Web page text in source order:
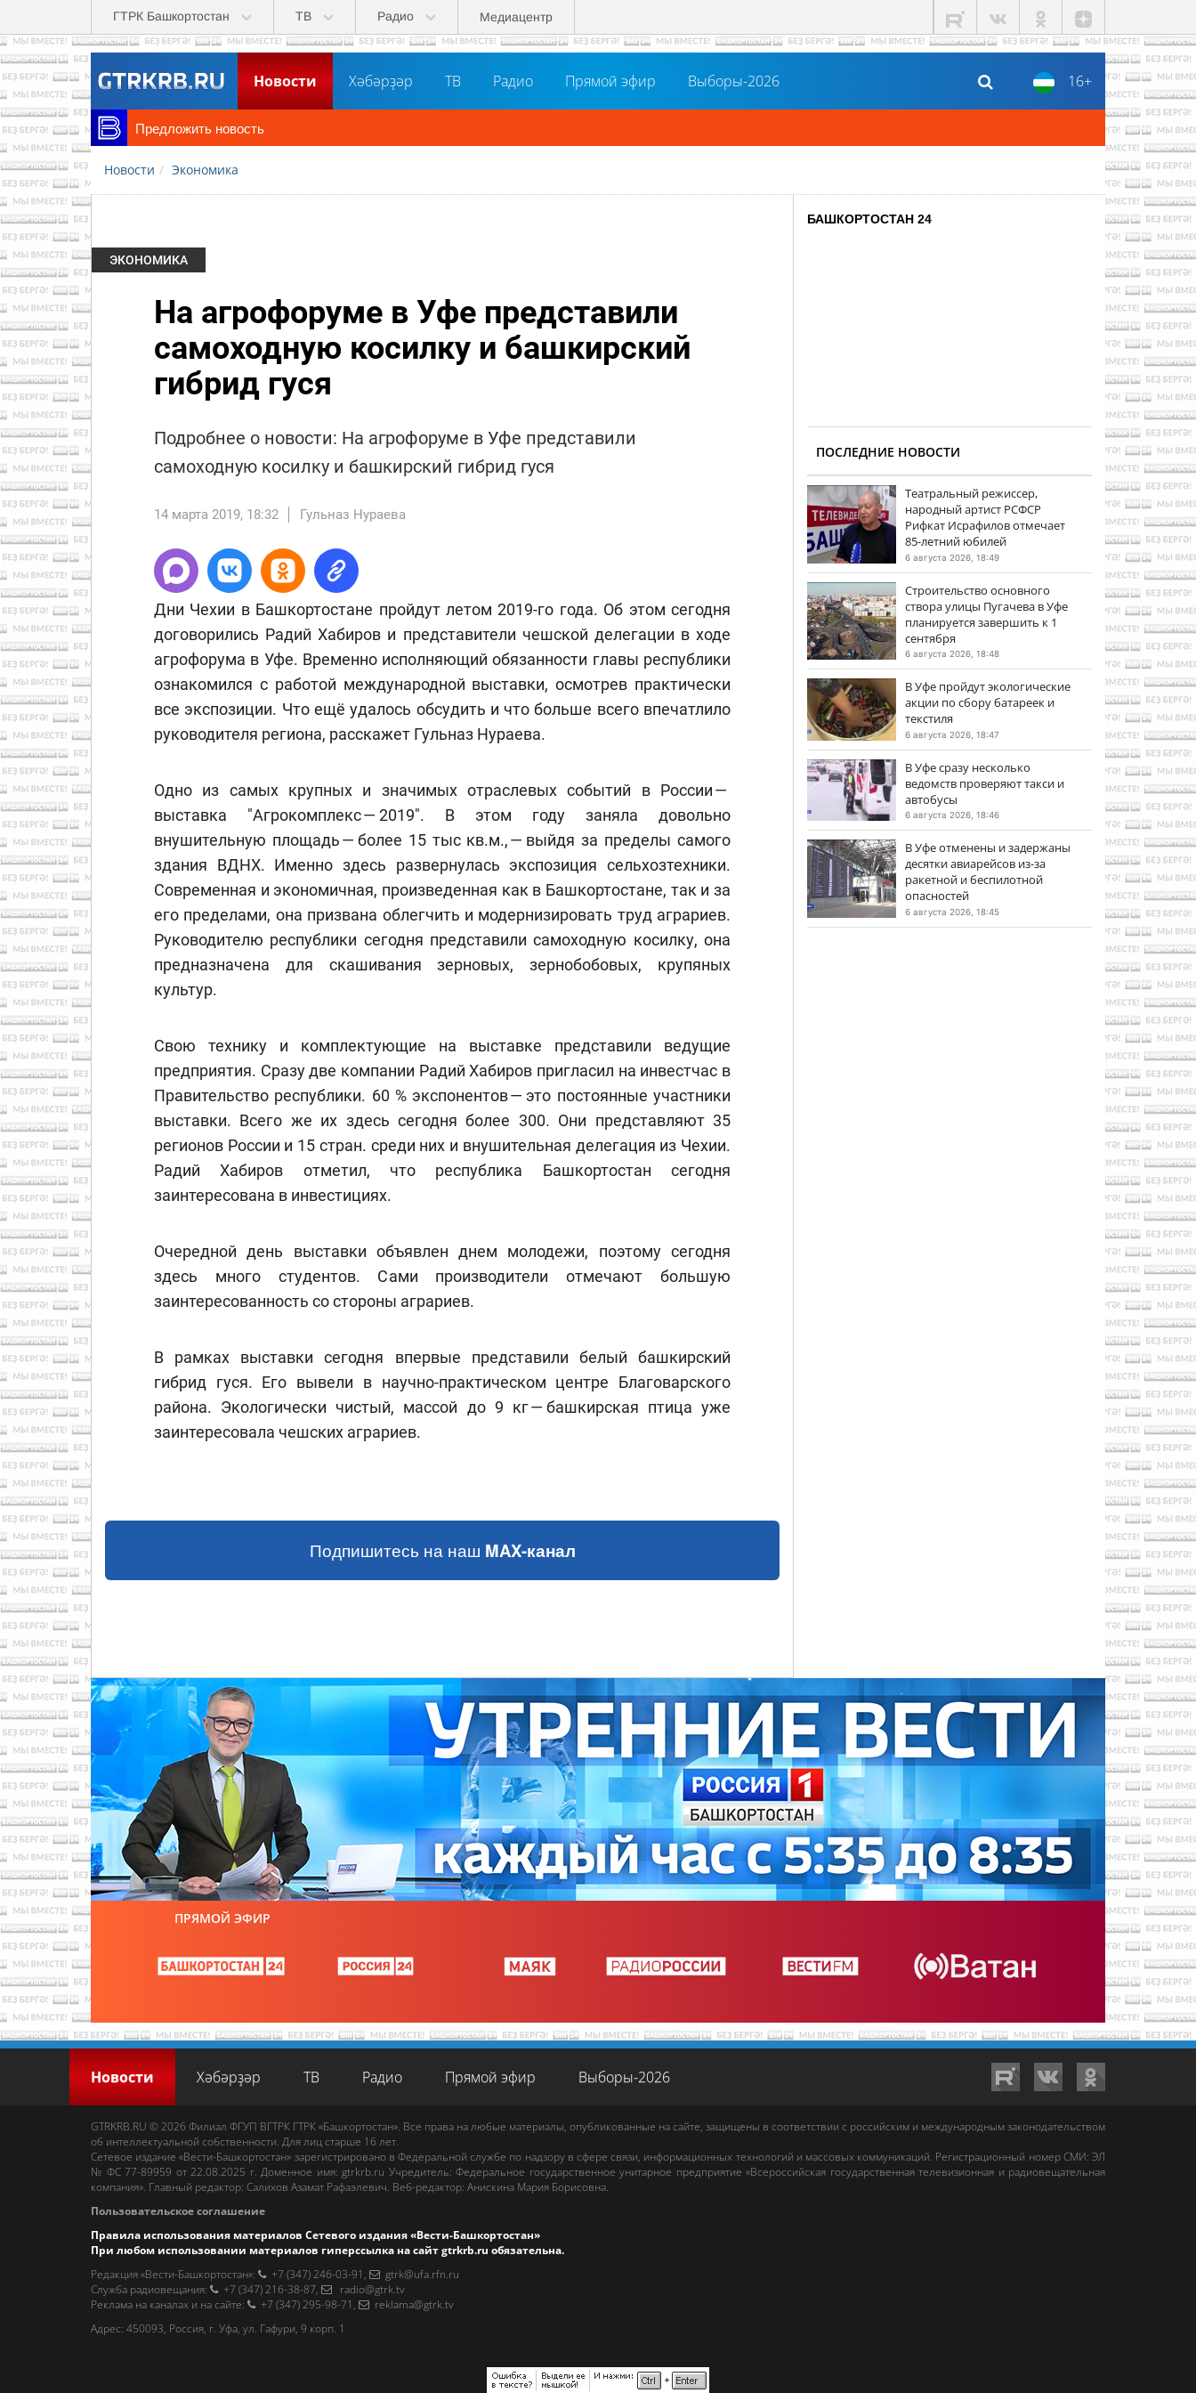
Перейти к основному содержанию
ГТРК Башкортостан ТВ Радио Медиацентр
16+
Новости Хәбәрҙәр ТВ Радио Прямой эфир Выборы-2026
Предложить новость
Новости Экономика
ЭКОНОМИКА
На агрофоруме в Уфе представили
самоходную косилку и башкирский
гибрид гуся
Подробнее о новости: На агрофоруме в Уфе представили
самоходную косилку и башкирский гибрид гуся
14 марта 2019, 18:32 Гульназ Нураева
Дни Чехии в Башкортостане пройдут летом 2019-го года. Об этом сегодня
договорились Радий Хабиров и представители чешской делегации в ходе
агрофорума в Уфе. Временно исполняющий обязанности главы республики
ознакомился с работой международной выставки, осмотрев практически
все экспозиции. Что ещё удалось обсудить и что больше всего впечатлило
руководителя региона, расскажет Гульназ Нураева.
Одно из самых крупных и значимых отраслевых событий в России —
выставка "Агрокомплекс — 2019". В этом году заняла довольно
внушительную площадь — более 15 тыс кв.м., — выйдя за пределы самого
здания ВДНХ. Именно здесь развернулась экспозиция сельхозтехники.
Современная и экономичная, произведенная как в Башкортостане, так и за
его пределами, она призвана облегчить и модернизировать труд аграриев.
Руководителю республики сегодня представили самоходную косилку, она
предназначена для скашивания зерновых, зернобобовых, крупяных
культур.
Свою технику и комплектующие на выставке представили ведущие
предприятия. Сразу две компании Радий Хабиров пригласил на инвестчас в
Правительство республики. 60 % экспонентов — это постоянные участники
выставки. Всего же их здесь сегодня более 300. Они представляют 35
регионов России и 15 стран. среди них и внушительная делегация из Чехии.
Радий Хабиров отметил, что республика Башкортостан сегодня
заинтересована в инвестициях.
Очередной день выставки объявлен днем молодежи, поэтому сегодня
здесь много студентов. Сами производители отмечают большую
заинтересованность со стороны аграриев.
В рамках выставки сегодня впервые представили белый башкирский
гибрид гуся. Его вывели в научно-практическом центре Благоварского
района. Экологически чистый, массой до 9 кг — башкирская птица уже
заинтересовала чешских аграриев.
Подпишитесь на наш MAX-канал
БАШКОРТОСТАН 24
ПОСЛЕДНИЕ НОВОСТИ
Театральный режиссер,
народный артист РСФСР
Рифкат Исрафилов отмечает
85-летний юбилей
6 августа 2026, 18:49
Строительство основного
створа улицы Пугачева в Уфе
планируется завершить к 1
сентября
6 августа 2026, 18:48
В Уфе пройдут экологические
акции по сбору батареек и
текстиля
6 августа 2026, 18:47
В Уфе сразу несколько
ведомств проверяют такси и
автобусы
6 августа 2026, 18:46
В Уфе отменены и задержаны
десятки авиарейсов из-за
ракетной и беспилотной
опасностей
6 августа 2026, 18:45
ПРЯМОЙ ЭФИР
Новости Хәбәрҙәр ТВ Радио Прямой эфир Выборы-2026
GTRKRB.RU © 2026 Филиал ФГУП ВГТРК ГТРК «Башкортостан». Все права на любые материалы, опубликованные на сайте, защищены в соответствии с российским и международным законодательством
об интеллектуальной собственности. Для лиц старше 16 лет.
Сетевое издание «Вести-Башкортостан» зарегистрировано в Федеральной службе по надзору в сфере связи, информационных технологий и массовых коммуникаций. Регистрационный номер СМИ: ЭЛ
№ ФС 77-89959 от 22.08.2025 г. Доменное имя:gtrkrb.ru Учредитель: Федеральное государственное унитарное предприятие «Всероссийская государственная телевизионная и радиовещательная
компания». Главный редактор: Салихов Азамат Рафаэлевич. Веб-редактор: Анискина Мария Борисовна.
Пользовательское соглашение
Правила использования материалов Сетевого издания «Вести-Башкортостан»
При любом использовании материалов гиперссылка на сайтgtrkrb.ru обязательна.
Редакция «Вести-Башкортостан»: +7 (347) 246-03-91 ,
gtrk@ufa.rfn.ru
Cлужба радиовещания: +7 (347) 216-38-87,
radio@gtrk.tv
Реклама на каналах и на сайте: +7 (347) 295-98-71 ,
reklama@gtrk.tv
Адрес: 450093, Россия, г. Уфа, ул. Гафури, 9 корп. 1